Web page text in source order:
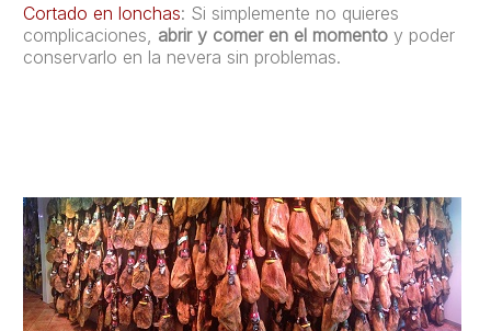
Cortado en lonchas: Si simplemente no quieres
complicaciones, abrir y comer en el momento y poder
conservarlo en la nevera sin problemas.